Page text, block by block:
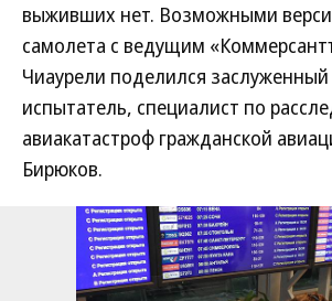
выживших нет. Возможными
самолета с ведущим
Чиаурели поделился
испытатель, специалист по
авиакатастроф гражданской
Бирюков.